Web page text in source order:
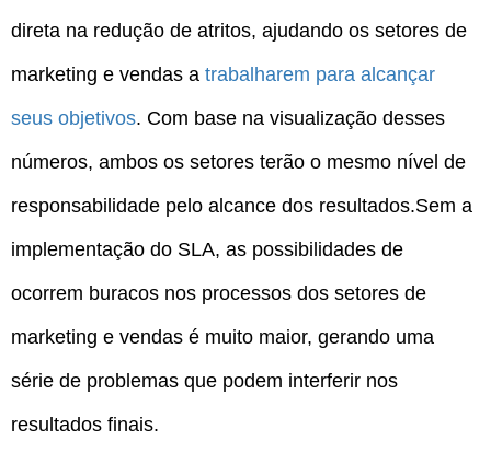
direta na redução de atritos, ajudando os setores de
marketing e vendas a trabalharem para alcançar
seus objetivos. Com base na visualização desses
números, ambos os setores terão o mesmo nível de
responsabilidade pelo alcance dos resultados.Sem a
implementação do SLA, as possibilidades de
ocorrem buracos nos processos dos setores de
marketing e vendas é muito maior, gerando uma
série de problemas que podem interferir nos
resultados finais.